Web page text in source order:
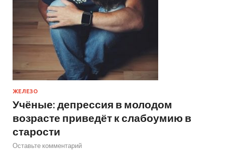
ЖЕЛЕЗО
Учёные: депрессия в молодом
возрасте приведёт к слабоумию в
старости
Оставьте комментарий